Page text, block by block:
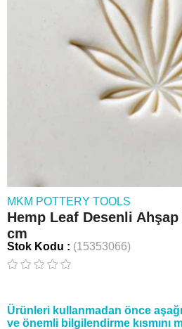
MKM POTTERY TOOLS
Hemp Leaf Desenli
cm
Stok Kodu (15353066)
Ürünleri kullanmadan önce
ve önemli bilgilendirme kısmını